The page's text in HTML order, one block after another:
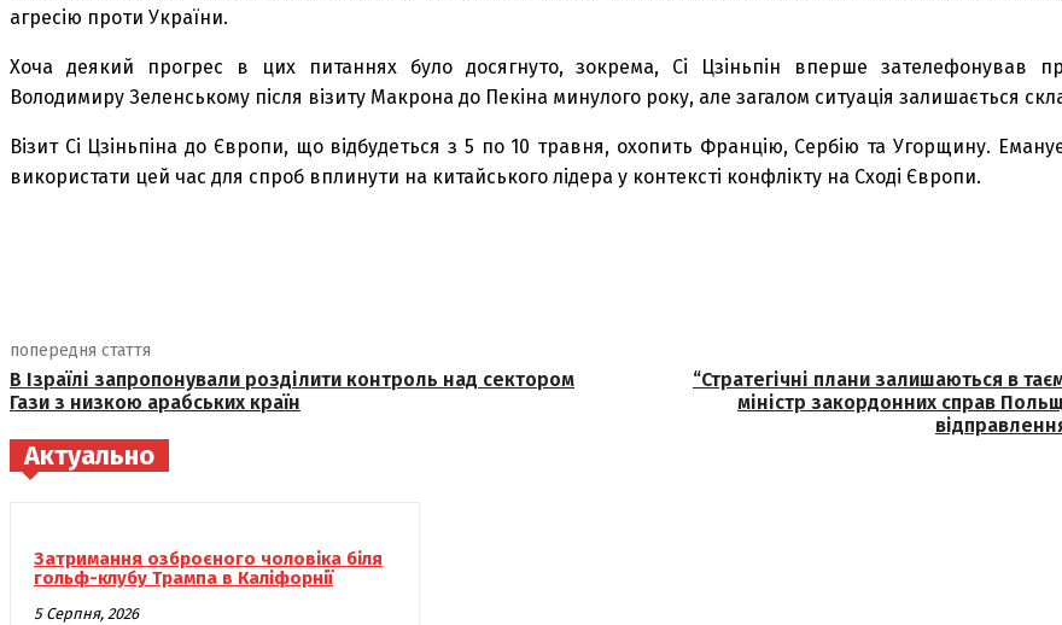
агресію проти України.
Хоча деякий прогрес в цих питаннях було досягнуто, зокрема, Сі Цзіньпін вперше зателефонував
Володимиру Зеленському після візиту Макрона до Пекіна минулого року, але загалом ситуація залишається
Візит Сі Цзіньпіна до Європи, що відбудеться з 5 по 10 травня, охопить Францію, Сербію та Угорщину.
використати цей час для спроб вплинути на китайського лідера у контексті конфлікту на Сході Європи.
попередня стаття
В Ізраїлі запропонували розділити контроль над сектором
Гази з низкою арабських країн
“Стратегічні плани залишаються в
міністр закордонних справ
Актуально
Затримання озброєного чоловіка біля
гольф-клубу Трампа в Каліфорнії
5 Серпня, 2026